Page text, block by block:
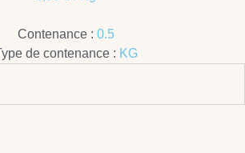
Contenance : 0.5
de contenance : KG